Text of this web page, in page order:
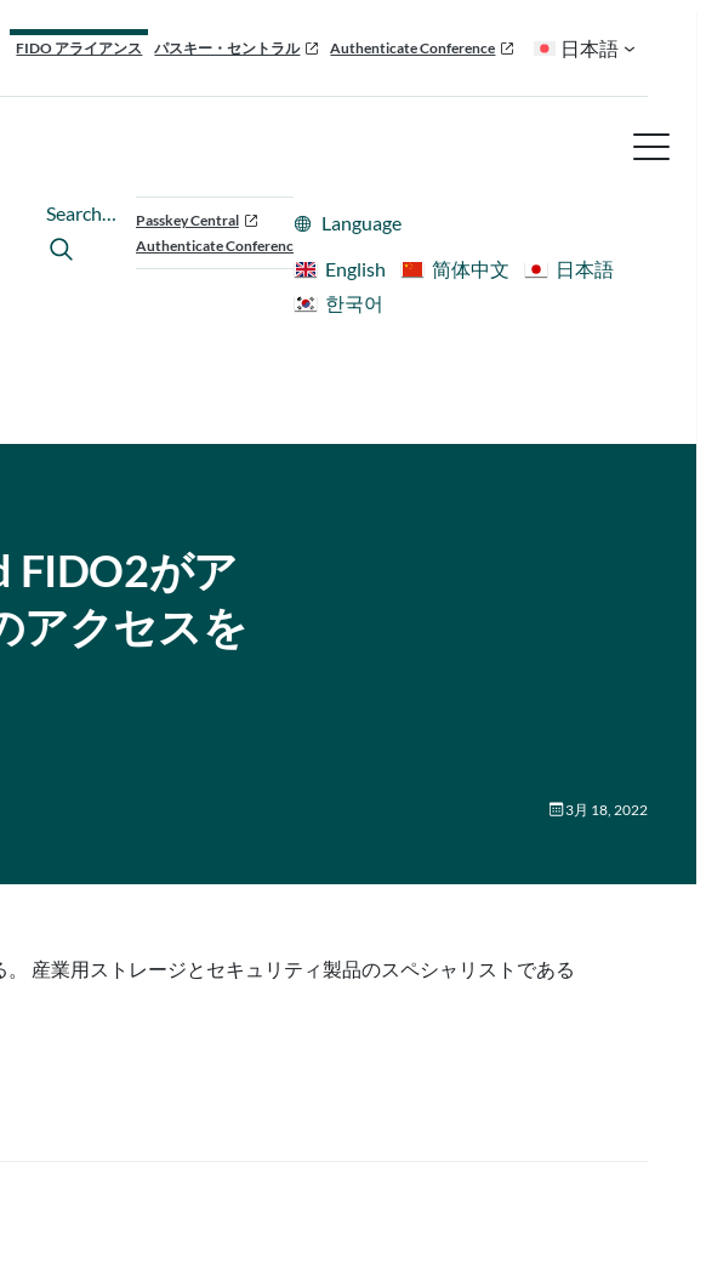
FIDO アライアンス パスキー・セントラル Authenticate Conference 日本語
Search…
Passkey Central
Authenticate Conference
Language
English
简体中文
日本語
한국어
FIDO2がア
アクセスを
3月 18, 2022
産業用ストレージとセキュリティ製品のスペシャリストである